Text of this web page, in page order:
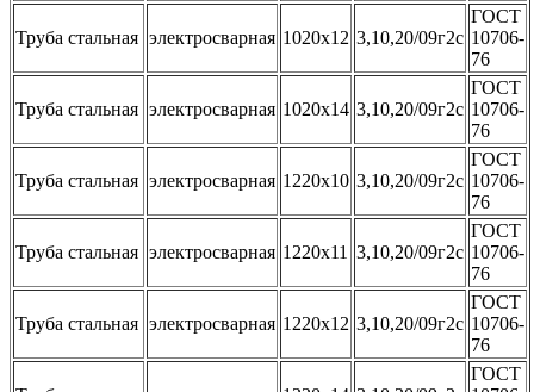
Труба стальная электросварная 1020х12 3,10,20/09г2с
ГОСТ
10706-
76
Труба стальная электросварная 1020х14 3,10,20/09г2с
ГОСТ
10706-
76
Труба стальная электросварная 1220х10 3,10,20/09г2с
ГОСТ
10706-
76
Труба стальная электросварная 1220х11 3,10,20/09г2с
ГОСТ
10706-
76
Труба стальная электросварная 1220х12 3,10,20/09г2с
ГОСТ
10706-
76
ГОСТ